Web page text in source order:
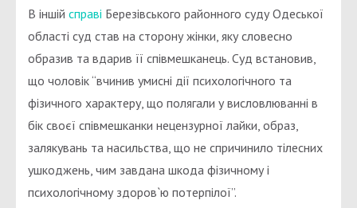
В іншій справі Березівського районного суду Одеської
області суд став на сторону жінки, яку словесно
образив та вдарив її співмешканець. Суд встановив,
що чоловік “вчинив умисні дії психологічного та
фізичного характеру, що полягали у висловлюванні в
бік своєї співмешканки нецензурної лайки, образ,
залякувань та насильства, що не спричинило тілесних
ушкоджень, чим завдана шкода фізичному і
психологічному здоров`ю потерпілої”.